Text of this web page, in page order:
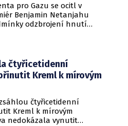
pro Gazu se ocitl v
Benjamin Netanjahu
odzbrojení hnutí
čtyřicetidenní
Kreml k mírovým
čtyřicetidenní
Kreml k mírovým
nedokázala vynutit